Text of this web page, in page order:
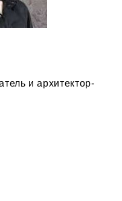
и архитектор-